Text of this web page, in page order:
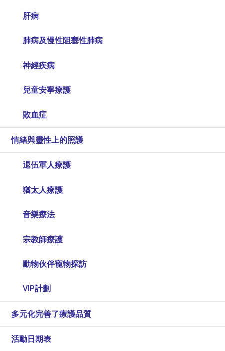
肝病
肺病及慢性阻塞性肺病
神經疾病
兒童安寧療護
敗血症
情緒與靈性上的照護
退伍軍人療護
猶太人療護
音樂療法
宗教師療護
動物伙伴寵物探訪
VIP計劃
多元化完善了療護品質
活動日期表